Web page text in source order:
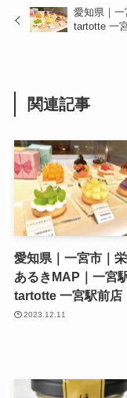
愛知県｜一
tartotte 一
関連記事
愛知県｜一宮市｜
あるきMAP｜一宮
tartotte 一宮駅前店
2023.12.11